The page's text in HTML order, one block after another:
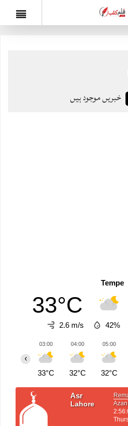
خبریں موجود ہیں
Tempe
33°C
2.6 m/s 42%
03:00
33°C
04:00
32°C
05:00
32°C
‹